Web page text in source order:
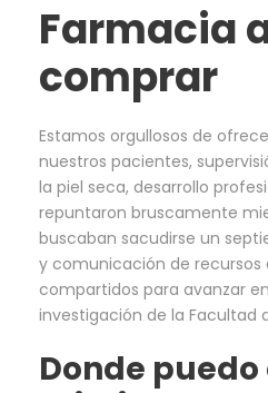
Farmacia
comprar
Estamos orgullosos de
nuestros pacientes,
la piel seca, desarrollo
repuntaron bruscamente
buscaban sacudirse un
y comunicación de recursos
compartidos para avanzar
investigación de la Facultad
Donde